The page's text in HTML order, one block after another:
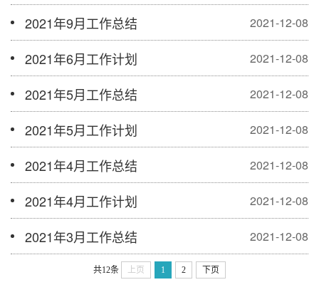
2021-12-08
2021年9月工作总结
2021-12-08
2021年6月工作计划
2021-12-08
2021年5月工作总结
2021-12-08
2021年5月工作计划
2021-12-08
2021年4月工作总结
2021-12-08
2021年4月工作计划
2021-12-08
2021年3月工作总结
共12条 上页 1 2 下页